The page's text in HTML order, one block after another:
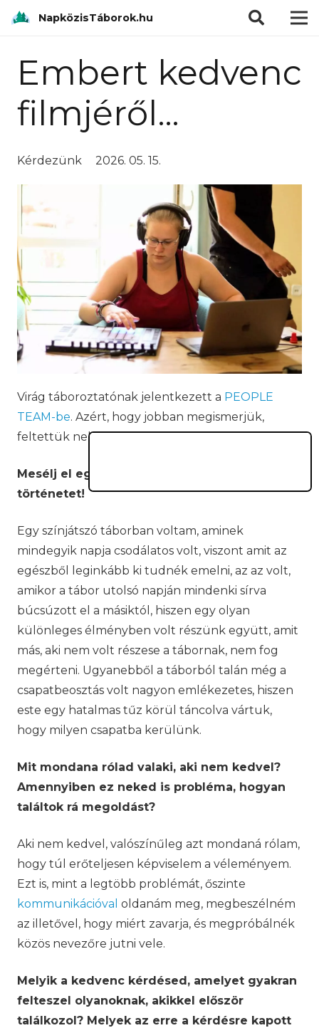
NapközisTáborok.hu
Embert kedvenc
filmjéről…
Kérdezünk 2026. 05. 15.
Virág táboroztatónak jelentkezett a PEOPLE
TEAM-be. Azért, hogy jobban megismerjük,
feltettük neki a kedvenc kérdéseinket.
Mesélj el egy számodra különleges tábori
történetet!
Egy színjátszó táborban voltam, aminek
mindegyik napja csodálatos volt, viszont amit az
egészből leginkább ki tudnék emelni, az az volt,
amikor a tábor utolsó napján mindenki sírva
búcsúzott el a másiktól, hiszen egy olyan
különleges élményben volt részünk együtt, amit
más, aki nem volt részese a tábornak, nem fog
megérteni. Ugyanebből a táborból talán még a
csapatbeosztás volt nagyon emlékezetes, hiszen
este egy hatalmas tűz körül táncolva vártuk,
hogy milyen csapatba kerülünk.
Mit mondana rólad valaki, aki nem kedvel?
Amennyiben ez neked is probléma, hogyan
találtok rá megoldást?
Aki nem kedvel, valószínűleg azt mondaná rólam,
hogy túl erőteljesen képviselem a véleményem.
Ezt is, mint a legtöbb problémát, őszinte
kommunikációval oldanám meg, megbeszélném
az illetővel, hogy miért zavarja, és megpróbálnék
közös nevezőre jutni vele.
Melyik a kedvenc kérdésed, amelyet gyakran
felteszel olyanoknak, akikkel először
találkozol? Melyek az erre a kérdésre kapott